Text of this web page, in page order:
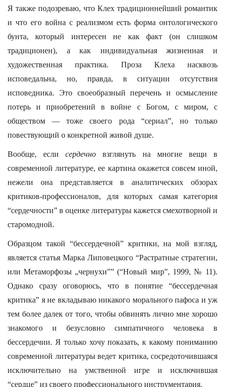
Я также подозреваю, что Клех традиционнейший романтик
и что его война с реализмом есть форма онтологического
бунта, который интересен не как факт (он слишком
традиционен), а как индивидуальная жизненная и
художественная практика. Проза Клеха насквозь
исповедальна, но, правда, в ситуации отсутствия
исповедника. Это своеобразный перечень и осмысление
потерь и приобретений в войне с Богом, с миром, с
обществом — тоже своего рода “сериал”, но только
повествующий о конкретной живой душе.
Вообще, еслисердечно взглянуть на многие вещи в
современной литературе, ее картина окажется совсем иной,
нежели она представляется в аналитических обзорах
критиков-профессионалов, для которых самая категория
“сердечности” в оценке литературы кажется смехотворной и
старомодной.
Образцом такой “бессердечной” критики, на мой взгляд,
является статья Марка Липовецкого “Растратные стратегии,
или Метаморфозы „чернухи”” (“Новый мир”, 1999, № 11).
Однако сразу оговорюсь, что в понятие “бессердечная
критика” я не вкладываю никакого морального пафоса и уж
тем более далек от того, чтобы обвинять лично мне хорошо
знакомого и безусловно симпатичного человека в
бессердечии. Я только хочу показать, к какому пониманию
современной литературы ведет критика, сосредоточившаяся
исключительно на умственной игре и исключившая
“сердце” из своего профессионального инструментария.